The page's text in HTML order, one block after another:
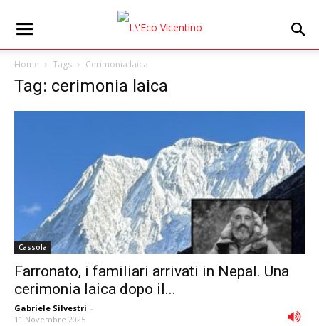
Home Tags Cerimonia laica
Tag: cerimonia laica
Cassola
Farronato, i familiari arrivati in Nepal. Una
cerimonia laica dopo il...
Gabriele Silvestri -
11 Novembre 2025